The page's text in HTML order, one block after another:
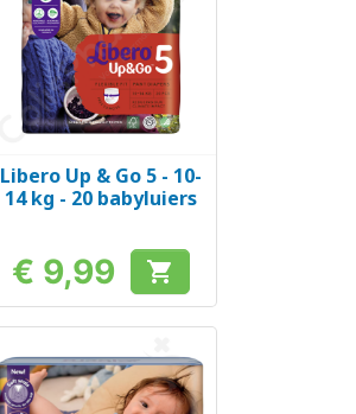
Snel bekijken
Libero Up & Go 5 - 10-
14 kg - 20 babyluiers
Prijs
€ 9,99 